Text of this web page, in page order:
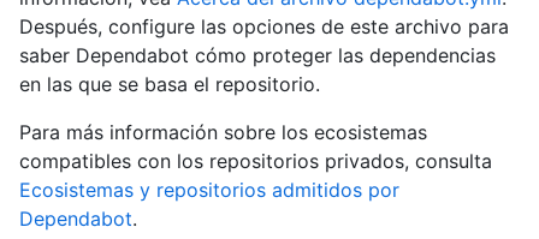
Después, configure las opciones de este archivo para
saber Dependabot cómo proteger las dependencias
en las que se basa el repositorio.
Para más información sobre los ecosistemas
compatibles con los repositorios privados, consulta
Ecosistemas y repositorios admitidos por
Dependabot.